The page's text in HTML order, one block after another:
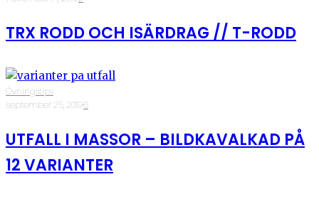
TRX RODD OCH ISÄRDRAG // T-RODD
Övningstips
·september 25, 2019·6
UTFALL I MASSOR – BILDKAVALKAD PÅ
12 VARIANTER